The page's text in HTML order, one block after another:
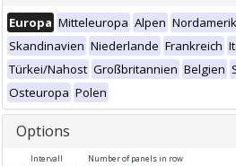
Europa Mitteleuropa Alpen
Skandinavien Niederlande Frankreich
Türkei/Nahost Großbritannien Belgien
Osteuropa Polen
Options
Intervall Number of panels in row